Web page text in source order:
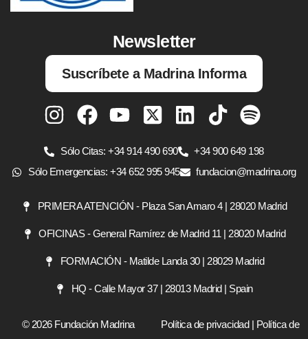
Newsletter
Suscríbete a Madrina Informa
Sólo Citas: +34 914 490 690
+34 900 649 198
Sólo Emergencias: +34 652 995 945
fundacion@madrina.org
PRIMERA ATENCIÓN - Plaza San Amaro 4 | 28020 Madrid
OFICINAS - General Ramírez de Madrid 11 | 28020 Madrid
FORMACIÓN - Matilde Landa 30 | 28029 Madrid
HQ - Calle Mayor 37 | 28013 Madrid | Spain
© 2026 Fundación Madrina Política de privacidad| Política de